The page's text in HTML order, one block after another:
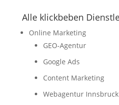
Alle klickbeben
Online Marketing
GEO-Agentur
Google Ads
Content Marketing
Webagentur Innsbruck